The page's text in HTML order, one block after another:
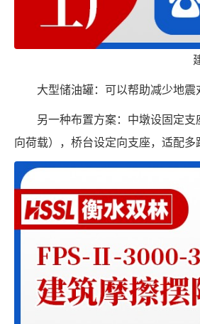
大型储油罐：可以帮助减少地
另一种布置方案：中墩设固定
向荷载），桥台设定向支座，适配